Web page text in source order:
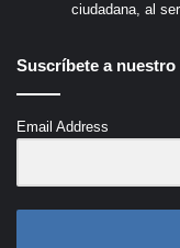
ciudadana, al
Suscríbete a
Email Address